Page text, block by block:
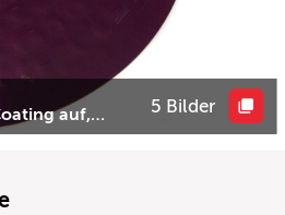
auf,… 5 Bilder